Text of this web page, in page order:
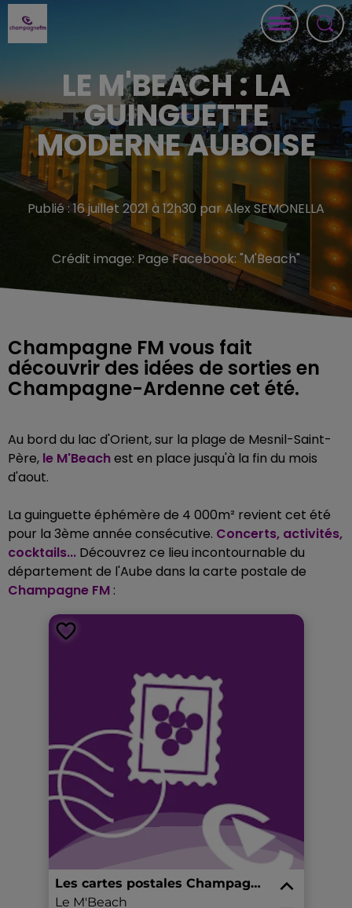
LE M'BEACH : LA
GUINGUETTE
MODERNE AUBOISE
Publié : 16 juillet 2021 à 12h30 par Alex SEMONELLA
Crédit image: Page Facebook: "M'Beach"
Champagne FM vous fait
découvrir des idées de sorties en
Champagne-Ardenne cet été.
Au bord du lac d'Orient, sur la plage de Mesnil-Saint-
Père, le M'Beachest en place jusqu'à la fin du mois
d'aout.
La guinguette éphémère de 4 000m² revient cet été
pour la 3ème année consécutive. Concerts, activités,
cocktails... Découvrez ce lieu incontournable du
département de l'Aube dans la carte postale de
Champagne FM :